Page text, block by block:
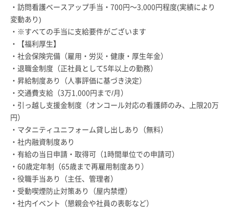
・訪問看護ベースアップ手当・700円～3,000円程度(実績により
変動あり)
・※すべての手当に支給要件がございます
・【福利厚生】
・社会保険完備（雇用・労災・健康・厚生年金）
・退職金制度（正社員として5年以上の勤務）
・昇給制度あり（人事評価に基づき決定）
・交通費支給（3万1,000円まで/月）
・引っ越し支援金制度（オンコール対応の看護師のみ、上限20万
円）
・マタニティユニフォーム貸し出しあり（無料）
・社内融資制度あり
・有給の当日申請・取得可（1時間単位での申請可）
・60歳定年制（65歳まで再雇用制度あり）
・役職手当あり（主任、管理者）
・受動喫煙防止対策あり（屋内禁煙）
・社内イベント（懇親会や社員の表彰など）